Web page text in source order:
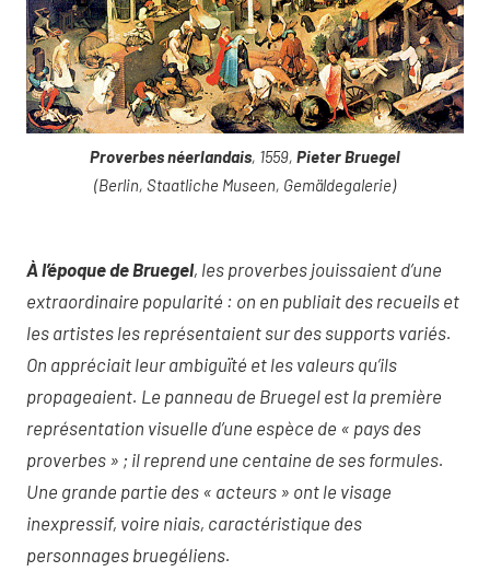
Proverbes néerlandais, 1559, Pieter Bruegel
(Berlin, Staatliche Museen, Gemäldegalerie)
À l’époque de Bruegel, les proverbes jouissaient d’une
extraordinaire popularité : on en publiait des recueils et
les artistes les représentaient sur des supports variés.
On appréciait leur ambiguïté et les valeurs qu’ils
propageaient. Le panneau de Bruegel est la première
représentation visuelle d’une espèce de « pays des
proverbes » ; il reprend une centaine de ses formules.
Une grande partie des « acteurs » ont le visage
inexpressif, voire niais, caractéristique des
personnages bruegéliens.